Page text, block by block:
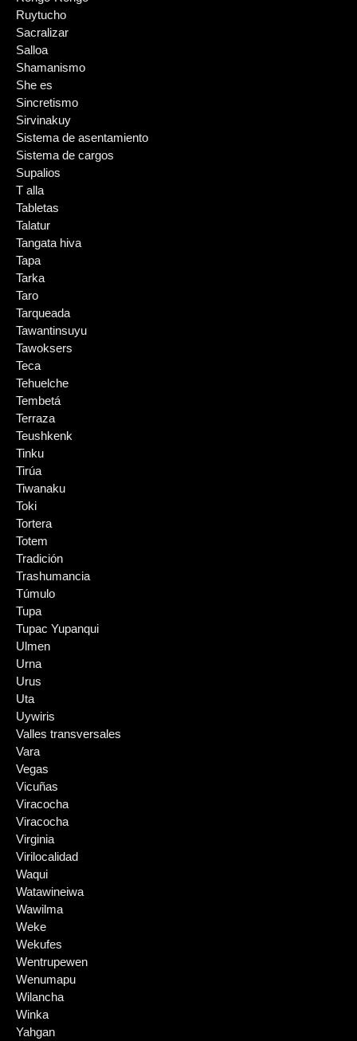
Ruytucho
Sacralizar
Salloa
Shamanismo
She es
Sincretismo
Sirvinakuy
Sistema de asentamiento
Sistema de cargos
Supalios
T alla
Tabletas
Talatur
Tangata hiva
Tapa
Tarka
Taro
Tarqueada
Tawantinsuyu
Tawoksers
Teca
Tehuelche
Tembetá
Terraza
Teushkenk
Tinku
Tirúa
Tiwanaku
Toki
Tortera
Totem
Tradición
Trashumancia
Túmulo
Tupa
Tupac Yupanqui
Ulmen
Urna
Urus
Uta
Uywiris
Valles transversales
Vara
Vegas
Vicuñas
Viracocha
Viracocha
Virginia
Virilocalidad
Waqui
Watawineiwa
Wawilma
Weke
Wekufes
Wentrupewen
Wenumapu
Wilancha
Winka
Yahgan